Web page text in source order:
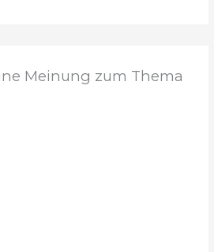
Meinung zum Thema